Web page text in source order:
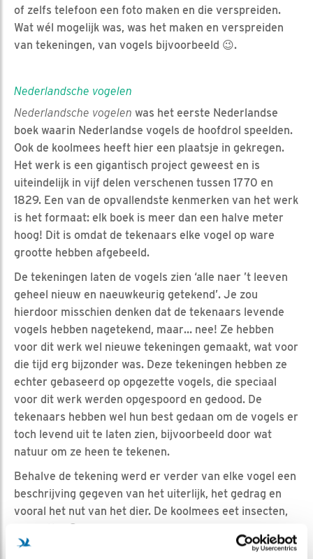
of zelfs telefoon een foto maken en die verspreiden.
Wat wél mogelijk was, was het maken en verspreiden
van tekeningen, van vogels bijvoorbeeld 😉.
Nederlandsche vogelen
Nederlandsche vogelen was het eerste Nederlandse
boek waarin Nederlandse vogels de hoofdrol speelden.
Ook de koolmees heeft hier een plaatsje in gekregen.
Het werk is een gigantisch project geweest en is
uiteindelijk in vijf delen verschenen tussen 1770 en
1829. Een van de opvallendste kenmerken van het werk
is het formaat: elk boek is meer dan een halve meter
hoog! Dit is omdat de tekenaars elke vogel op ware
grootte hebben afgebeeld.
De tekeningen laten de vogels zien ‘alle naer ’t leeven
geheel nieuw en naeuwkeurig getekend’. Je zou
hierdoor misschien denken dat de tekenaars levende
vogels hebben nagetekend, maar… nee! Ze hebben
voor dit werk wel nieuwe tekeningen gemaakt, wat voor
die tijd erg bijzonder was. Deze tekeningen hebben ze
echter gebaseerd op opgezette vogels, die speciaal
voor dit werk werden opgespoord en gedood. De
tekenaars hebben wel hun best gedaan om de vogels er
toch levend uit te laten zien, bijvoorbeeld door wat
natuur om ze heen te tekenen.
Behalve de tekening werd er verder van elke vogel een
beschrijving gegeven van het uiterlijk, het gedrag en
vooral het nut van het dier. De koolmees eet insecten,
erg nuttig 😊.
was het startsein voor boeken